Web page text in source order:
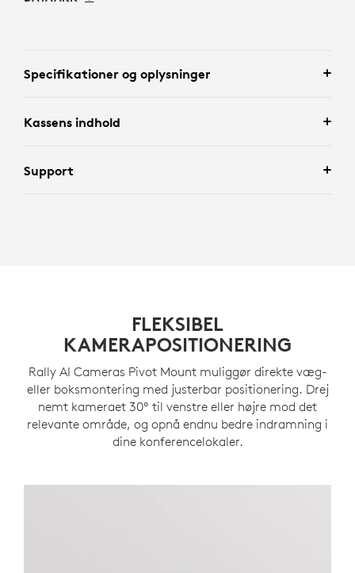
Specifikationer og oplysninger
Kassens indhold
Support
FLEKSIBEL
KAMERAPOSITIONERING
Rally AI Cameras Pivot Mount muliggør direkte væg-
eller boksmontering med justerbar positionering. Drej
nemt kameraet 30º til venstre eller højre mod det
relevante område, og opnå endnu bedre indramning i
dine konferencelokaler.